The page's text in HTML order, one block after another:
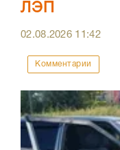
ЛЭП
02.08.2026 11:42
Комментарии